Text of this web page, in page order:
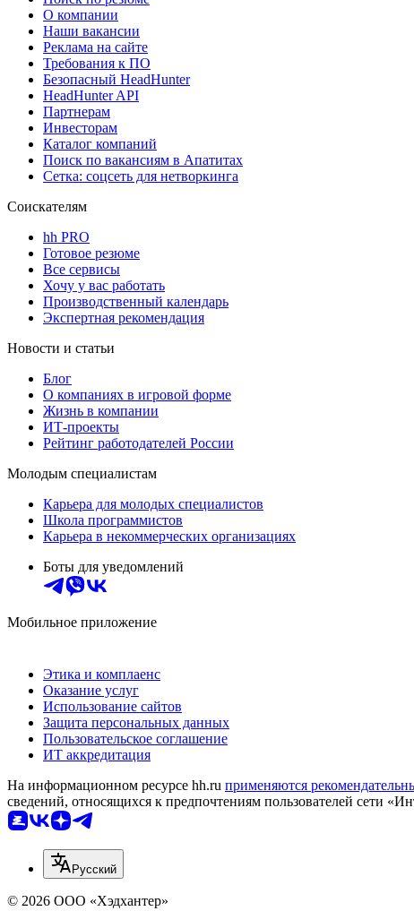
О компании
Наши вакансии
Реклама на сайте
Требования к ПО
Безопасный HeadHunter
HeadHunter API
Партнерам
Инвесторам
Каталог компаний
Поиск по вакансиям в Апатитах
Сетка: соцсеть для нетворкинга
Соискателям
hh PRO
Готовое резюме
Все сервисы
Хочу у вас работать
Производственный календарь
Экспертная рекомендация
Новости и статьи
Блог
О компаниях в игровой форме
Жизнь в компании
ИТ-проекты
Рейтинг работодателей России
Молодым специалистам
Карьера для молодых специалистов
Школа программистов
Карьера в некоммерческих организациях
Боты для уведомлений
Мобильное приложение
Этика и комплаенс
Оказание услуг
Использование сайтов
Защита персональных данных
Пользовательское соглашение
ИТ аккредитация
На информационном ресурсе hh.ru применяются
сведений, относящихся к предпочтениям пользователей сети
Русский
© 2026 ООО «Хэдхантер»